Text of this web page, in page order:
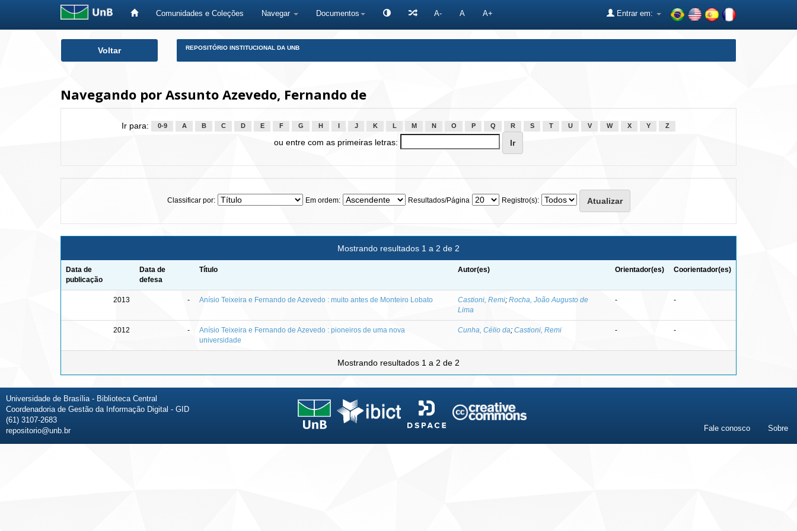
Comunidades e Coleções Navegar Documentos A- A A+ Entrar em:
Voltar REPOSITÓRIO INSTITUCIONAL DA UNB
Navegando por Assunto Azevedo, Fernando de
Ir para: 0-9 A B C D E F G H J K L M N O P Q R S T U V W X Y Z
ou entre com as primeiras letras:
Classificar por: Em ordem: Resultados/Página Registro(s):
Mostrando resultados 1 a 2 de 2
Data de
publicação
Data de
defesa
Título Autor(es) Orientador(es) Coorientador(es)
2013 - Anísio Teixeira e Fernando de Azevedo : muito antes de Monteiro Lobato Castioni, Remi; Rocha, João Augusto de
Lima
- -
2012 -
Anísio Teixeira e Fernando de Azevedo : pioneiros de uma nova
universidade
Cunha, Célio da; Castioni, Remi - -
Mostrando resultados 1 a 2 de 2
Universidade de Brasília - Biblioteca Central
Coordenadoria de Gestão da Informação Digital - GID
(61) 3107-2683
repositorio@unb.br
Fale conosco Sobre